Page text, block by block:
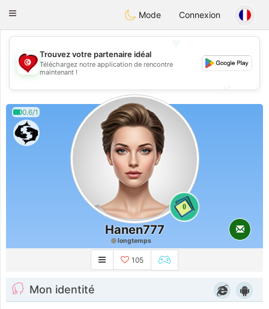
Tunisia Dating
Toggle
Mode Connexion
💖
💕
💕
Trouvez votre partenaire idéal
Téléchargez notre application de rencontre
maintenant !
0.6/1
0
Hanen777
longtemps
105
Mon identité